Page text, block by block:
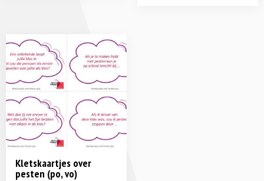
Kletskaartjes over
pesten (po, vo)